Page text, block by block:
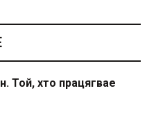
Той, хто працягвае